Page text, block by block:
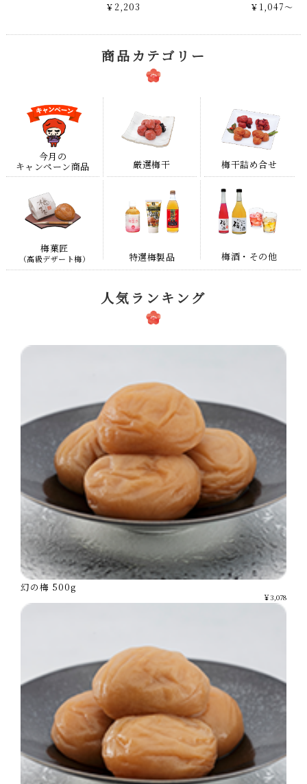
￥2,203
￥1,047～
商品カテゴリー
今月の
キャンペーン商品 厳選梅干 梅干詰め合せ
梅菓匠
（高級デザート梅） 特選梅製品 梅酒・その他
人気ランキング
幻の梅 500g
￥3,078